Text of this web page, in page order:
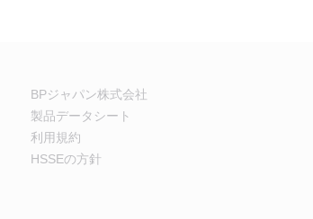
BPジャパン株式会社
製品データシート
利用規約
HSSEの方針